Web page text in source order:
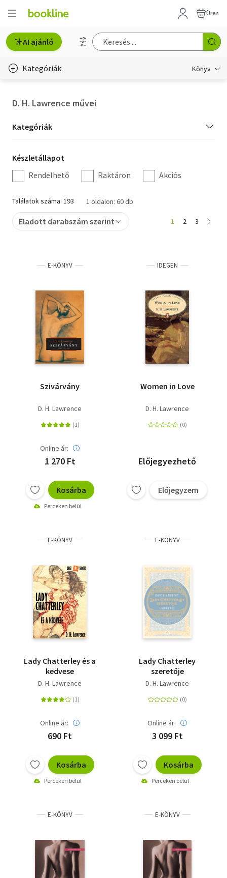
Üres
AI ajánló
Kategóriák Könyv
Hobbi, szabadidő
Irodalom
Művészet
Szakkönyv
Tankönyv, segédkönyv
Társadalomtudomány
Természettudomány
Történelem
D. H. Lawrence művei
Kategória
szűrés
Kategóriák
Készletállapot
szűrés
Készletállapot
Rendelhető
Raktáron Akciós
Találatok száma: 193 1 oldalon: 60 db
Eladott darabszám szerint 1 2 3
E-KÖNYV
Szivárvány
D. H. Lawrence
Online ár:
1 270 Ft
Kosárba
Perceken belül
IDEGEN
Women in Love
D. H. Lawrence
Előjegyezhető
Előjegyzem
E-KÖNYV
Lady Chatterley és a
kedvese
D. H. Lawrence
Online ár:
690 Ft
Kosárba
Perceken belül
E-KÖNYV
Lady Chatterley
szeretője
D. H. Lawrence
Online ár:
3 099 Ft
Kosárba
Perceken belül
E-KÖNYV E-KÖNYV